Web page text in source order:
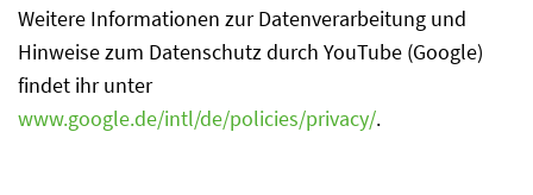
Weitere Informationen zur Datenverarbeitung und
Hinweise zum Datenschutz durch YouTube (Google)
findet ihr unter
www.google.de/intl/de/policies/privacy/.